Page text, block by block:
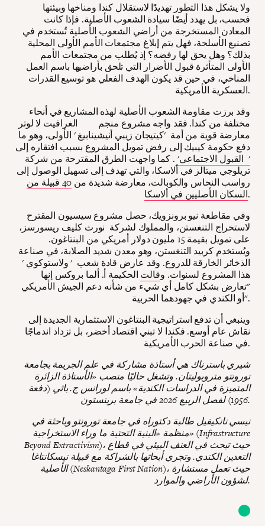
ولا يشكل هذا التطور تهديدًا لاستقلال كندا ومناخها وبيئتها
فحسب، بل يهدد أيضًا سيادة الشعوب الأصلية. فإذا كانت
المعادن المستخرجة من أراضي الشعوب الأصلية تُستخدم في
تصنيع الأسلحة، فهل يتم إبلاغ مجتمعات الأمم الأولى المحلية
بذلك؟ وهل يحق لها رفضه؟ إذ يُطلب من مجتمعات الأمم
الأولى المتأثرة قبول الأضرار التي تلحق بأراضيها باسم العمل
المناخي، في حين قد يكون الهدف الفعلي هو توسيع القدرات
العسكرية الأمريكية.
وقد برزت مقاومة الشعوب الأصلية لهذه المشاريع في أنحاء
مختلفة من كندا. فقد واجه مشروع منجم الغرافيت لا لوتر
معارضة قوية من أمة 'كيتيجان زيبي أنيشينابيغ ' الأولى، وهو ما
دفع حكومة كيبيك إلى رفض تمويل المشروع بسبب افتقاره إلى
' القبول الاجتماعي' . كما واجهت الطرق المقترحة من شركة
تريلوجي ميتالز في ألاسكا، والتي تهدف إلى تسهيل الوصول إلى
رواسب النحاس والكوبالت، معارضة شديدة من
40 قبيلة من
السكان الأصليين في ألاسكا.
وفي مقاطعة نيو برونزويك، حصل مشروع سيسيون المقترح
لاستخراج التنغستن، والمملوك لشركة نورث كليف ريسورسز،
على تمويل بقيمة 15 مليون دولار أمريكي من البنتاغون.
ويُستخدم كربيد التنغستن، وهو معدن شديد الصلابة، في صناعة
الذخائر الخارقة للدروع. وقد عارض قادة شعب ' ولاستوكوي '
هذا المشروع لسنوات. وقالت الحكيمة أ. ألما بروكس إنها
"تعارض بشكل كامل أي شيء من شأنه دعم الجيش الأمريكي
أو الكندي في جهودهما الحربية".
وينبغي أن تدفع استراتيجية البنتاغون الاستثمارية الجديدة إلى
نقاش عام أوسع. فكندا لا تبني اقتصاد أخضر، بل تزداد اندماجًا
في صناعة الحرب الأمريكية.
شيري باسترناك هي أستاذة مشاركة في علم الجريمة بجامعة
تورونتو متروبوليتان. وتشغل حاليًا منصب «الأستاذة الزائرة
المتميزة في الدراسات الكندية» باسم لورانس ج. باثي (دفعة
1956) لفصل الربيع 2026 في جامعة برينستون.
نيسي نانكيفيل طالبة دكتوراه في جامعة تورونتو وباحثة في
منظمة «البنية التحتية ما وراء الاستخراجية» (Infrastructure
Beyond Extractivism)، حيث تبحث في العنف البيئي في قطاع
التعدين الكندي. وتجري أبحاثها بالشراكة مع قبيلة نيسكانتاغا
الأصلية (Neskantaga First Nation)، حيث تعمل مستشارة
لشؤون الأراضي والموارد.